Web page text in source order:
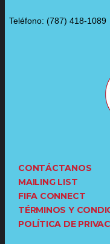
Teléfono: (787) 418-1089
CONTÁCTANOS
MAILING LIST
FIFA CONNECT
TÉRMINOS Y
POLÍTICA DE